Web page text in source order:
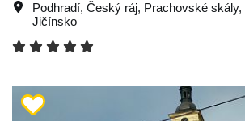
Podhradí, Český ráj, Prachovské skály,
Jičínsko